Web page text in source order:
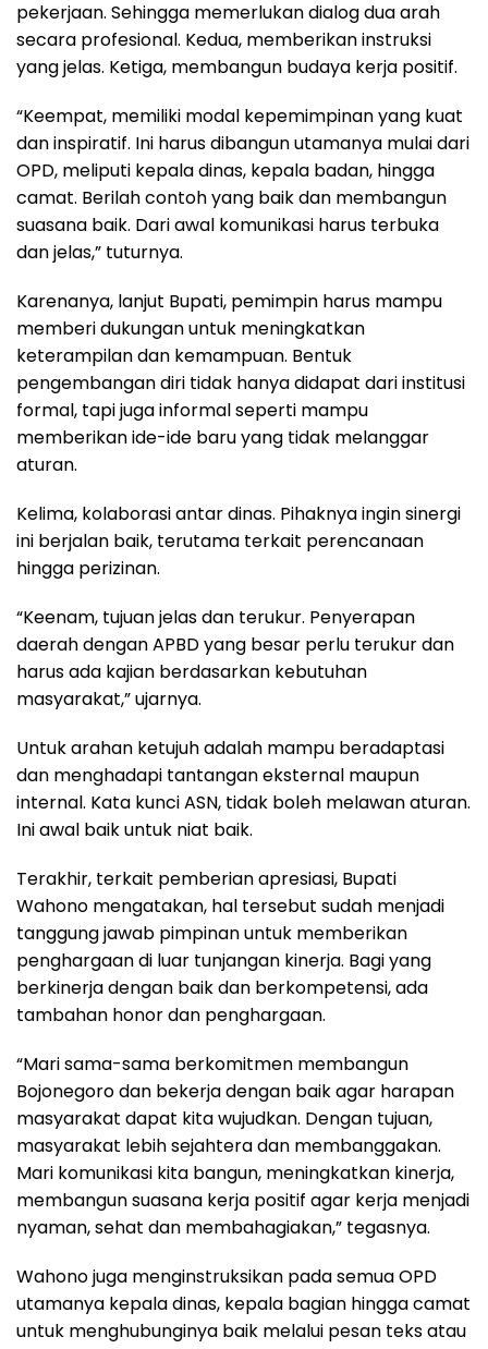
pekerjaan. Sehingga memerlukan dialog dua arah
secara profesional. Kedua, memberikan instruksi
yang jelas. Ketiga, membangun budaya kerja positif.
“Keempat, memiliki modal kepemimpinan yang kuat
dan inspiratif. Ini harus dibangun utamanya mulai dari
OPD, meliputi kepala dinas, kepala badan, hingga
camat. Berilah contoh yang baik dan membangun
suasana baik. Dari awal komunikasi harus terbuka
dan jelas,” tuturnya.
Karenanya, lanjut Bupati, pemimpin harus mampu
memberi dukungan untuk meningkatkan
keterampilan dan kemampuan. Bentuk
pengembangan diri tidak hanya didapat dari institusi
formal, tapi juga informal seperti mampu
memberikan ide-ide baru yang tidak melanggar
aturan.
Kelima, kolaborasi antar dinas. Pihaknya ingin sinergi
ini berjalan baik, terutama terkait perencanaan
hingga perizinan.
“Keenam, tujuan jelas dan terukur. Penyerapan
daerah dengan APBD yang besar perlu terukur dan
harus ada kajian berdasarkan kebutuhan
masyarakat,” ujarnya.
Untuk arahan ketujuh adalah mampu beradaptasi
dan menghadapi tantangan eksternal maupun
internal. Kata kunci ASN, tidak boleh melawan aturan.
Ini awal baik untuk niat baik.
Terakhir, terkait pemberian apresiasi, Bupati
Wahono mengatakan, hal tersebut sudah menjadi
tanggung jawab pimpinan untuk memberikan
penghargaan di luar tunjangan kinerja. Bagi yang
berkinerja dengan baik dan berkompetensi, ada
tambahan honor dan penghargaan.
“Mari sama-sama berkomitmen membangun
Bojonegoro dan bekerja dengan baik agar harapan
masyarakat dapat kita wujudkan. Dengan tujuan,
masyarakat lebih sejahtera dan membanggakan.
Mari komunikasi kita bangun, meningkatkan kinerja,
membangun suasana kerja positif agar kerja menjadi
nyaman, sehat dan membahagiakan,” tegasnya.
Wahono juga menginstruksikan pada semua OPD
utamanya kepala dinas, kepala bagian hingga camat
untuk menghubunginya baik melalui pesan teks atau